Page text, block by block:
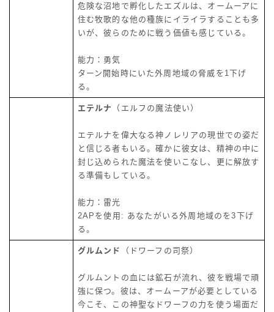
危険な沼地で孵化したエズルは、オームーアに
住む牧歌的な他の種族にイライラすることも多
いが、彼らのために戦う価値も感じている。
能力：勇気
ターン開始時にいた外周地域の脅威を1下げ
る。
エテルナ （エルフの魔法使い）
エテルナを偉大なる神ノレリアの現世での姿だ
と信じる者もいる。確かに彼女は、精神の中に
封じ込められた魔法を使いこなし、更に解放す
る準備もしている。
能力：雷光
2APを使用: あなたがいる外周地域のを3下げ
る。
グルムンド （ドワーフの司祭）
グルムントの血には鉱石が流れ、彼を戦場で頑
強に保つ。彼は、オームーアが必要としている
今こそ、この神聖なドワーフの力を使う場面だ